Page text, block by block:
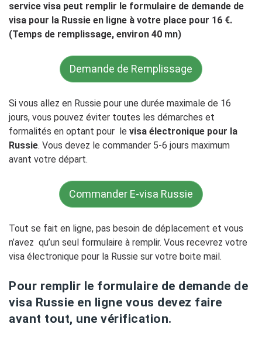
service visa peut remplir le formulaire de demande de
visa pour la Russie en ligne à votre place pour 16 €.
(Temps de remplissage, environ 40 mn)
Demande de Remplissage
Si vous allez en Russie pour une durée maximale de 16
jours, vous pouvez éviter toutes les démarches et
formalités en optant pour le visa électronique pour la
Russie. Vous devez le commander 5-6 jours maximum
avant votre départ.
Commander E-visa Russie
Tout se fait en ligne, pas besoin de déplacement et vous
n’avez qu’un seul formulaire à remplir. Vous recevrez votre
visa électronique pour la Russie sur votre boite mail.
Pour remplir le formulaire de demande de
visa Russie en ligne vous devez faire
avant tout, une vérification.